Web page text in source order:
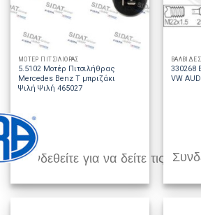
ΜΟΤΕΡ ΠΙΤΣΙΛΙΘΡΑΣ
5.5102 Μοτέρ Πιτσιλήθρας
Mercedes Benz T μπριζάκι
Ψιλή Ψιλή 465027
Συνδεθείτε για να δείτε τις τιμές
330268
VW